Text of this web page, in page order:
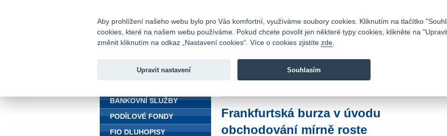
Fio banka
Fio banka je moderní česká banka. Poskytuje účty bez
Frankfurtská burza v úvodu
obchodování mírně roste
BANKOVNÍ SLUŽBY
PODÍLOVÉ FONDY
FIO DLUHOPISY
Aby prohlížení našeho webu bylo pro Vás komfortní, využíváme soubory cookies. Kliknutím na tlačítko
cookies, které na našem webu používáme. Pokud chcete povolit jen některé typy cookies, klikněte na
změnit kliknutím na odkaz „Nastavení cookies“. Více o cookies zjistíte zde
Upravit nastavení Souhlasím